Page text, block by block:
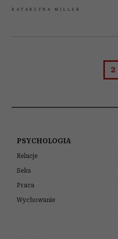
KATARZYNA MILLER
2
PSYCHOLOGIA
Relacje
Seks
Praca
Wychowanie